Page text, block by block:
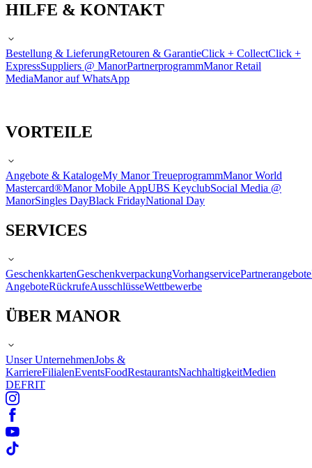
HILFE & KONTAKT
Bestellung & LieferungRetouren & GarantieClick + CollectClick +
ExpressSuppliers @ ManorPartnerprogrammManor Retail
MediaManor auf WhatsApp
VORTEILE
Angebote & KatalogeMy Manor TreueprogrammManor World
Mastercard®Manor Mobile AppUBS KeyclubSocial Media @
ManorSingles DayBlack FridayNational Day
SERVICES
GeschenkkartenGeschenkverpackungVorhangservicePartnerangebote
AngeboteRückrufeAusschlüsseWettbewerbe
ÜBER MANOR
Unser UnternehmenJobs &
KarriereFilialenEventsFoodRestaurantsNachhaltigkeitMedien
DEFRIT